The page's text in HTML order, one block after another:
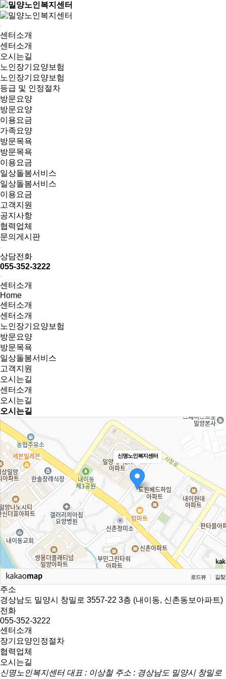
센터소개
센터소개
오시는길
노인장기요양보험
노인장기요양보험
등급 및 인정절차
방문요양
방문요양
이용요금
가족요양
방문목욕
방문목욕
이용요금
일상돌봄서비스
일상돌봄서비스
이용요금
고객지원
공지사항
협력업체
문의게시판
상담전화
055-352-3222
센터소개
Home
센터소개
센터소개
노인장기요양보험
방문요양
방문목욕
일상돌봄서비스
고객지원
오시는길
센터소개
오시는길
오시는길
신명노인복지센터
로드뷰 길찾
주소
경상남도 밀양시 창밀로 3557-22 3층 (내이동, 신촌동보아파트)
전화
055-352-3222
센터소개
장기요양인정절차
협력업체
오시는길
신명노인복지센터 대표 : 이상철 주소 : 경상남도 밀양시 창밀로